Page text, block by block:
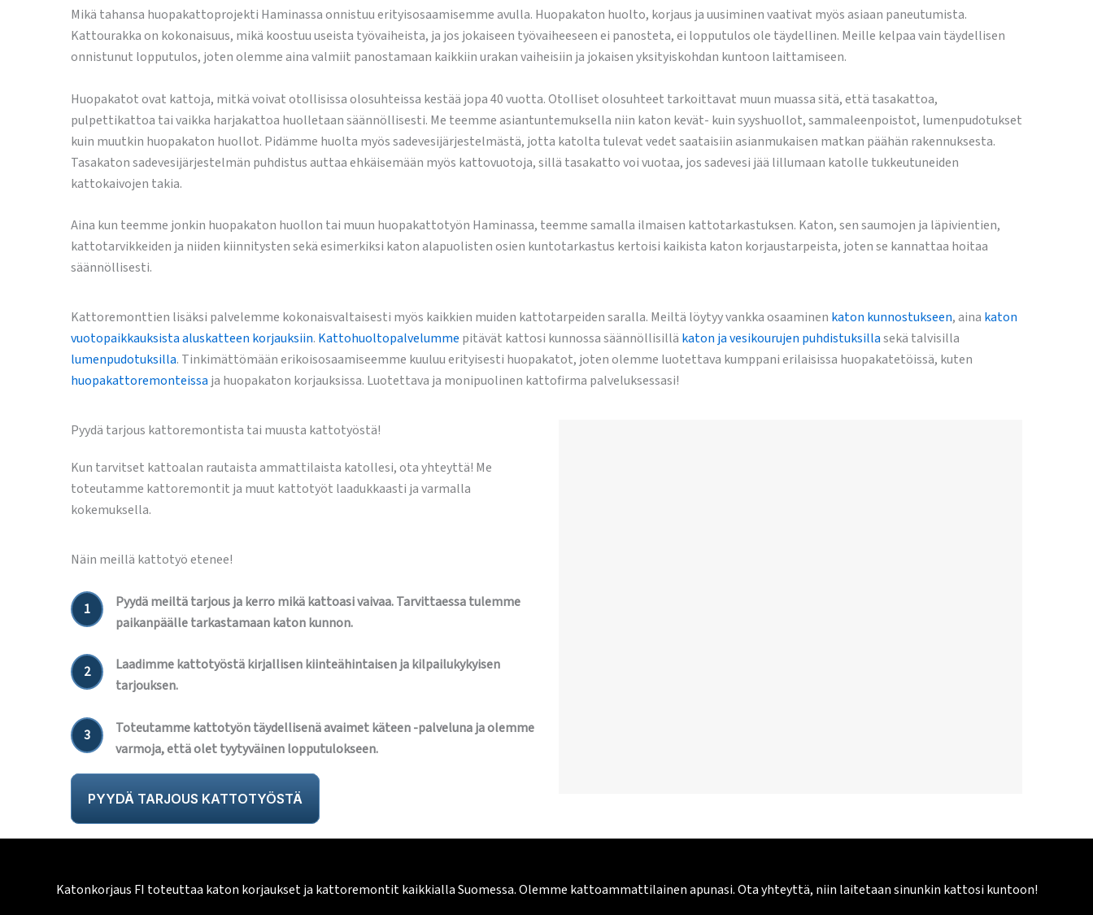
Mikä tahansa huopakattoprojekti Haminassa onnistuu erityisosaamisemme avulla. Huopakaton huolto, korjaus ja uusiminen vaativat myös asiaan paneutumista.
Kattourakka on kokonaisuus, mikä koostuu useista työvaiheista, ja jos jokaiseen työvaiheeseen ei panosteta, ei lopputulos ole täydellinen. Meille kelpaa vain täydellisen
onnistunut lopputulos, joten olemme aina valmiit panostamaan kaikkiin urakan vaiheisiin ja jokaisen yksityiskohdan kuntoon laittamiseen.
Huopakatot ovat kattoja, mitkä voivat otollisissa olosuhteissa kestää jopa 40 vuotta. Otolliset olosuhteet tarkoittavat muun muassa sitä, että tasakattoa,
pulpettikattoa tai vaikka harjakattoa huolletaan säännöllisesti. Me teemme asiantuntemuksella niin katon kevät- kuin syyshuollot, sammaleenpoistot, lumenpudotukset
kuin muutkin huopakaton huollot. Pidämme huolta myös sadevesijärjestelmästä, jotta katolta tulevat vedet saataisiin asianmukaisen matkan päähän rakennuksesta.
Tasakaton sadevesijärjestelmän puhdistus auttaa ehkäisemään myös kattovuotoja, sillä tasakatto voi vuotaa, jos sadevesi jää lillumaan katolle tukkeutuneiden
kattokaivojen takia.
Aina kun teemme jonkin huopakaton huollon tai muun huopakattotyön Haminassa, teemme samalla ilmaisen kattotarkastuksen. Katon, sen saumojen ja läpivientien,
kattotarvikkeiden ja niiden kiinnitysten sekä esimerkiksi katon alapuolisten osien kuntotarkastus kertoisi kaikista katon korjaustarpeista, joten se kannattaa hoitaa
säännöllisesti.
Kattoremonttien lisäksi palvelemme kokonaisvaltaisesti myös kaikkien muiden kattotarpeiden saralla. Meiltä löytyy vankka osaaminen katon kunnostukseen, aina katon
vuotopaikkauksistaaluskatteen korjauksiin. Kattohuoltopalvelumme pitävät kattosi kunnossa säännöllisillä katon ja vesikourujen puhdistuksillasekä talvisilla
lumenpudotuksilla. Tinkimättömään erikoisosaamiseemme kuuluu erityisesti huopakatot, joten olemme luotettava kumppani erilaisissa huopakatetöissä, kuten
huopakattoremonteissa ja huopakaton korjauksissa. Luotettava ja monipuolinen kattofirma palveluksessasi!
Pyydä tarjous kattoremontista tai muusta kattotyöstä!
Kun tarvitset kattoalan rautaista ammattilaista katollesi, ota yhteyttä! Me
toteutamme kattoremontit ja muut kattotyöt laadukkaasti ja varmalla
kokemuksella.
Näin meillä kattotyö etenee!
1
Pyydä meiltä tarjous ja kerro mikä kattoasi vaivaa. Tarvittaessa tulemme
paikanpäälle tarkastamaan katon kunnon.
2
Laadimme kattotyöstä kirjallisen kiinteähintaisen ja kilpailukykyisen
tarjouksen.
3
Toteutamme kattotyön täydellisenä avaimet käteen -palveluna ja olemme
varmoja, että olet tyytyväinen lopputulokseen.
PYYDÄ TARJOUS KATTOTYÖSTÄ
Katonkorjaus FI toteuttaa katon korjaukset ja kattoremontit kaikkialla Suomessa. Olemme kattoammattilainen apunasi. Ota yhteyttä, niin laitetaan sinunkin kattosi kuntoon!